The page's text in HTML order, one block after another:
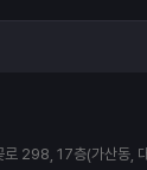
298, 17층(가산동,